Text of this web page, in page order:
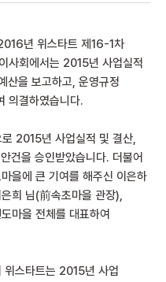
년 위스타트 제16-1차
사회에서는 2015년 사업실적
산을 보고하고, 운영규정
의결하였습니다.
2015년 사업실적 및 결산,
건을 승인받았습니다. 더불어
을에 큰 기여를 해주신 이은하
희 님(前속초마을 관장),
마을 전체를 대표하여
스타트는 2015년 사업